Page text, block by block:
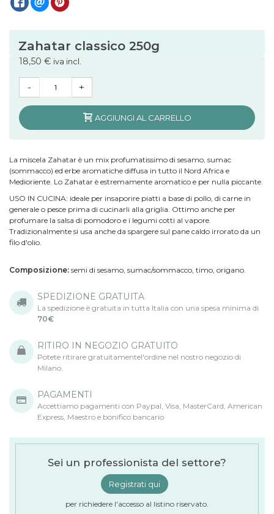
Zahatar classico 250g
18,50 € iva incl.
- +
AGGIUNGI AL CARRELLO
La miscela Zahatar è un mix profumatissimo di sesamo, sumac
(sommacco) ed erbe aromatiche diffusa in tutto il Nord Africa e
Medioriente. Lo Zahatar è estremamente aromatico e per nulla piccante.
USO IN CUCINA: ideale per insaporire piatti a base di pollo, di carne in
generale o pesce prima di cucinarli alla griglia. Ottimo anche per
profumare la salsa di pomodoro e i legumi cotti al vapore.
Tradizionalmente si usa anche da spargere sul pane caldo irrorato da un
filo d'olio.
Composizione: semi di sesamo, sumac/sommacco, timo, origano.
SPEDIZIONE GRATUITA
La spedizione è gratuita in tutta Italia con una spesa minima di
70€
RITIRO IN NEGOZIO GRATUITO
Potete ritirare gratuitamentel'ordine nel nostro negozio di
Milano.
PAGAMENTI
Accettiamo pagamenti con Paypal, Visa, MasterCard, American
Express, Maestro e bonifico bancario
Sei un professionista del settore?
Registrati qui
per richiedere l'accesso al listino riservato.